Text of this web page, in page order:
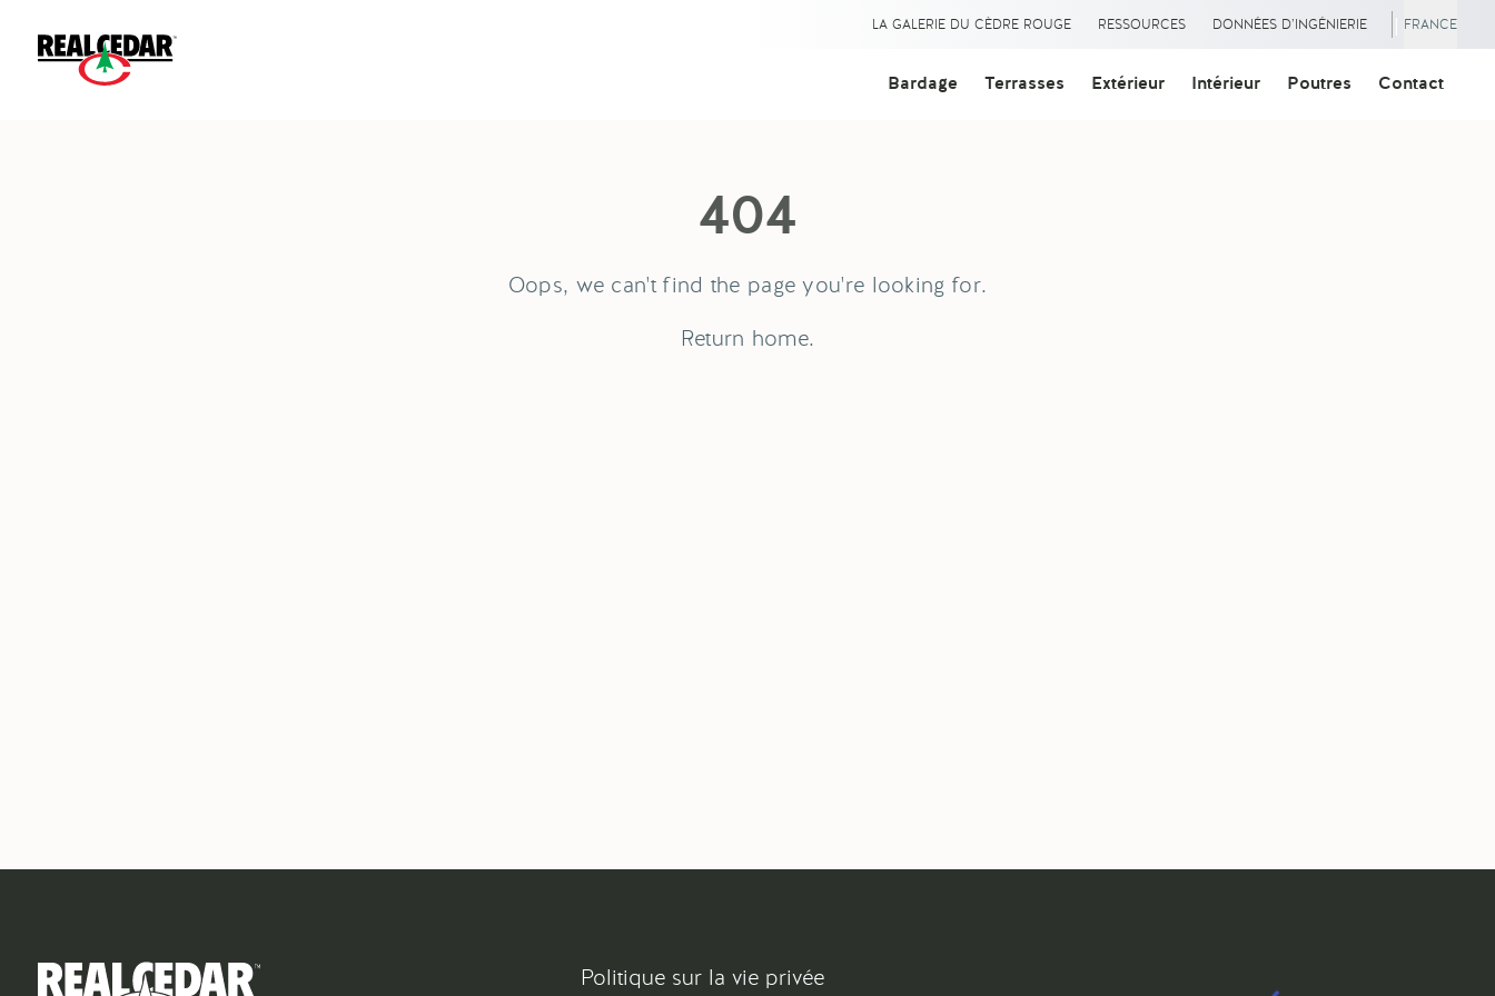
LA GALERIE DU CÈDRE ROUGE RESSOURCES DONNÉES D’INGÉNIERIE FRANCE
Bardage Terrasses Extérieur Intérieur Poutres Contact
404
Oops, we can't find the page you're looking for.
Return home.
Politique sur la vie privée